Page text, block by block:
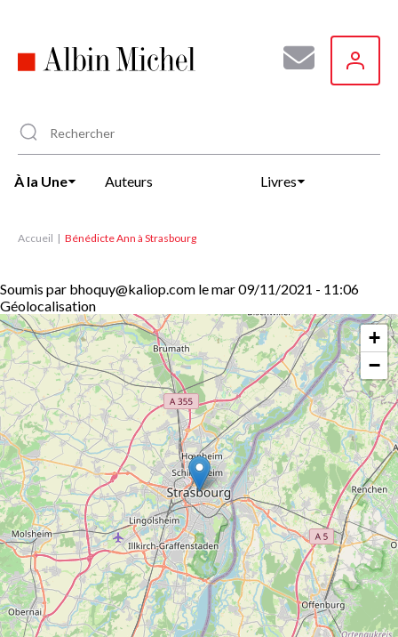
principal
À la Une Auteurs Livres
Accueil Bénédicte Ann à Strasbourg
Soumis par bhoquy@kaliop.com lemar 09/11/2021 - 11:06
Géolocalisation
+
−